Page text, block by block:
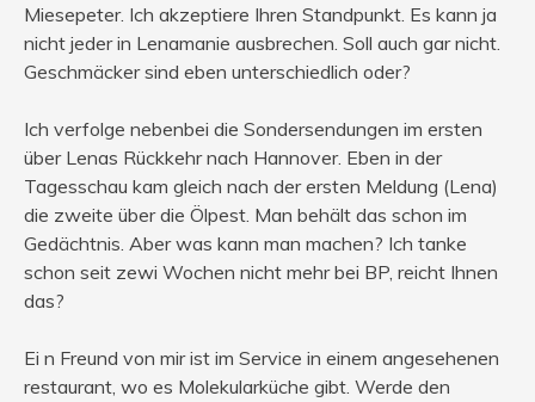
Miesepeter. Ich akzeptiere Ihren Standpunkt. Es kann ja
nicht jeder in Lenamanie ausbrechen. Soll auch gar nicht.
Geschmäcker sind eben unterschiedlich oder?
Ich verfolge nebenbei die Sondersendungen im ersten
über Lenas Rückkehr nach Hannover. Eben in der
Tagesschau kam gleich nach der ersten Meldung (Lena)
die zweite über die Ölpest. Man behält das schon im
Gedächtnis. Aber was kann man machen? Ich tanke
schon seit zewi Wochen nicht mehr bei BP, reicht Ihnen
das?
Ei n Freund von mir ist im Service in einem angesehenen
restaurant, wo es Molekularküche gibt. Werde den